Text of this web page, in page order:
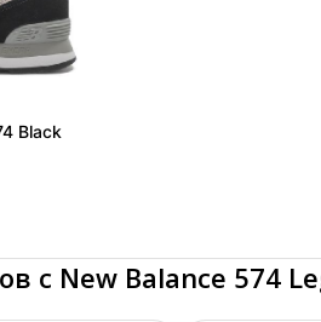
Black
с New Balance 574